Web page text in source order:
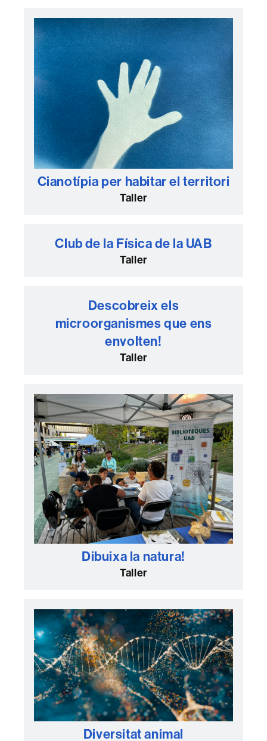
Cianotípia per habitar el territori
Taller
Club de la Física de la UAB
Taller
Descobreix els
microorganismes que ens
envolten!
Taller
Dibuixa la natura!
Taller
Diversitat animal